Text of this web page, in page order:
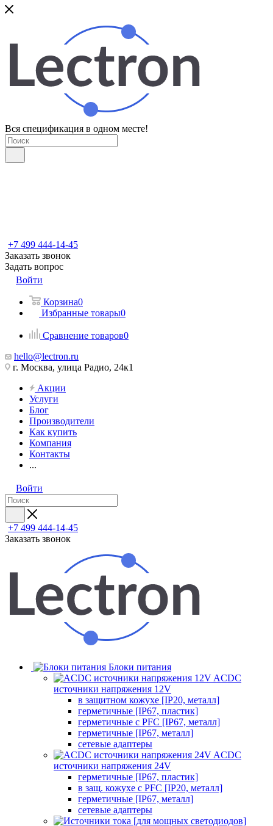
Вся спецификация в одном месте!
+7 499 444-14-45
Заказать звонок
Задать вопрос
Войти
Корзина0
Избранные товары0
Сравнение товаров0
hello@lectron.ru
г. Москва, улица Радио, 24к1
Акции
Услуги
Блог
Производители
Как купить
Компания
Контакты
...
Войти
+7 499 444-14-45
Заказать звонок
Блоки питания
ACDC
источники напряжения 12V
в защитном кожухе [IP20, металл]
герметичные [IP67, пластик]
герметичные с PFC [IP67, металл]
герметичные [IP67, металл]
сетевые адаптеры
ACDC
источники напряжения 24V
герметичные [IP67, пластик]
в защ. кожухе с PFC [IP20, металл]
герметичные [IP67, металл]
сетевые адаптеры